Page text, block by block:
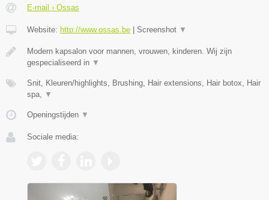
E-mail › Ossas
Website: http://www.ossas.be | Screenshot ▼
Modern kapsalon voor mannen, vrouwen, kinderen. Wij zijn
gespecialiseerd in ▼
Snit, Kleuren/highlights, Brushing, Hair extensions, Hair botox, Hair
spa,
▼
Openingstijden ▼
Sociale media: